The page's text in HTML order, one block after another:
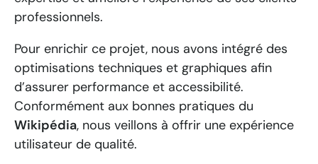
professionnels.
Pour enrichir ce projet, nous avons intégré des
optimisations techniques et graphiques afin
d’assurer performance et accessibilité.
Conformément aux bonnes pratiques du
Wikipédia, nous veillons à offrir une expérience
utilisateur de qualité.